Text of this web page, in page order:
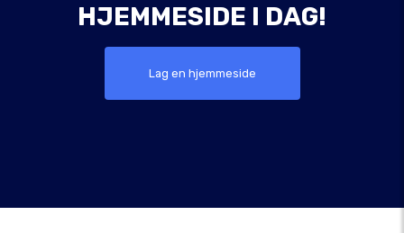
HJEMMESIDE I DAG!
Lag en hjemmeside